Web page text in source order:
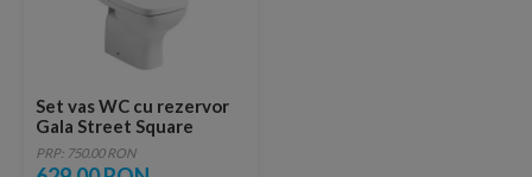
Set vas WC cu rezervor
Gala Street Square
35x64 cm
PRP: 750.00 RON